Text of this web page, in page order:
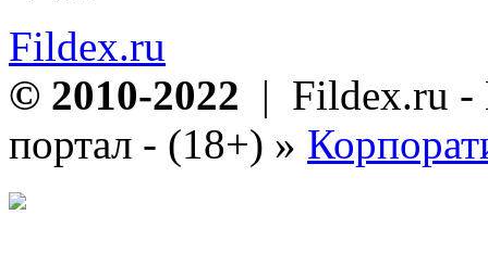
Fildex.ru
© 2010-2022 | Fildex.ru -
портал - (18+) »